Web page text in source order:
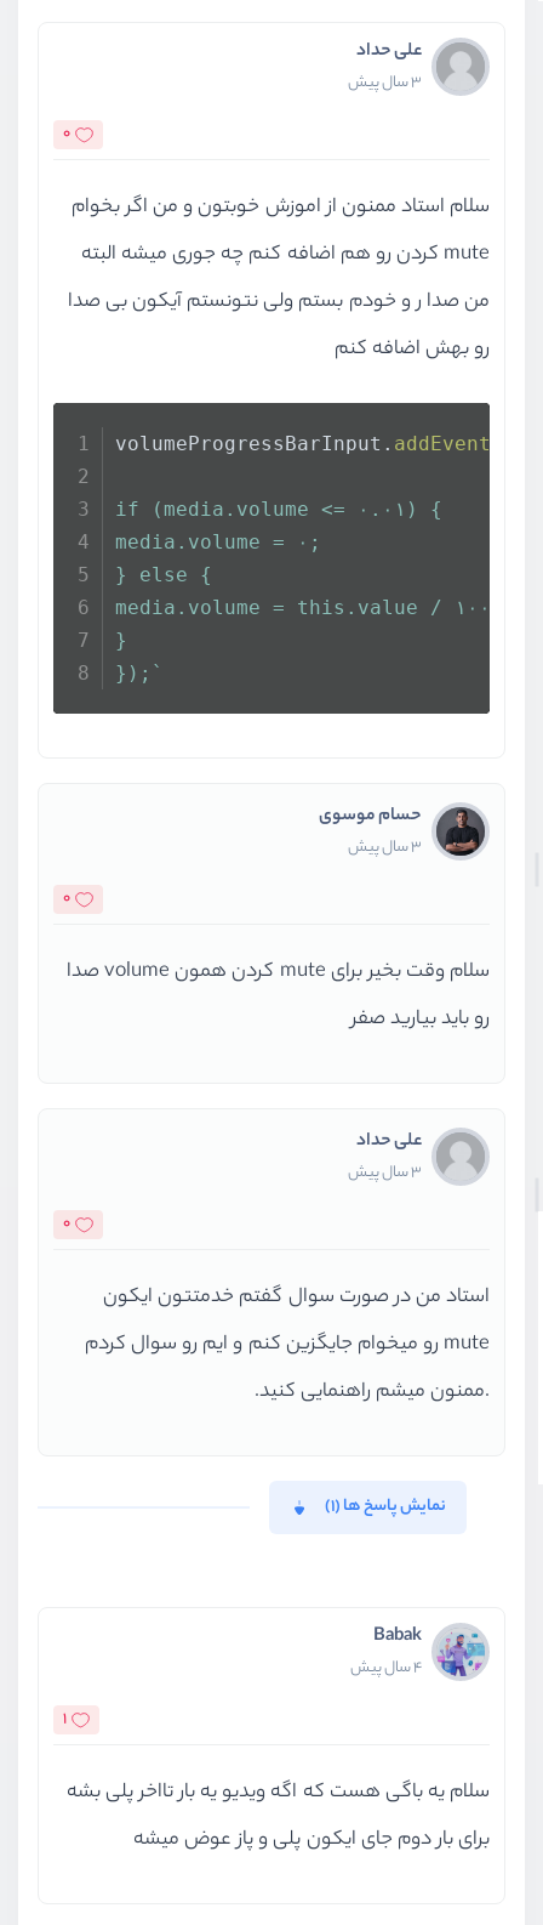
علی حداد
3 سال پیش
0
سلام استاد ممنون از اموزش خوبتون و من اگر بخوام
mute کردن رو هم اضافه کنم چه جوری میشه البته
من صدا ر و خودم بستم ولی نتونستم آیکون بی صدا
رو بهش اضافه کنم
volumeProgressBarInput.
if (media.volume <= ۰.۰۱) {
media.volume = ۰;
} else {
media.volume = this.value / ۱۰۰;
}
});`
حسام موسوی
3 سال پیش
0
سلام وقت بخیر برای mute کردن همون volume صدا
رو باید بیارید صفر
علی حداد
3 سال پیش
0
استاد من در صورت سوال گفتم خدمتتون ایکون
mute رو میخوام جایگزین کنم و ایم رو سوال کردم
.ممنون میشم راهنمایی کنید.
نمایش پاسخ ها (1)
Babak
4 سال پیش
1
سلام یه باگی هست که اگه ویدیو یه بار تااخر پلی بشه
برای بار دوم جای ایکون پلی و پاز عوض میشه